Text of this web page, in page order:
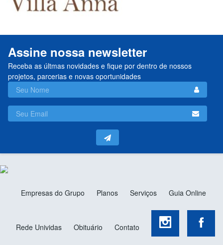
Assine nossa newsletter
Receba as últmas novidades e fique por dentro de nossos
projetos, parcerias e novas oportunidades
Empresas do Grupo Planos Serviços Guia Online
Rede Unividas Obituário Contato